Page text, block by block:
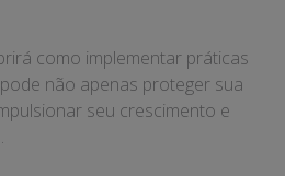
como implementar práticas
não apenas proteger sua
seu crescimento e